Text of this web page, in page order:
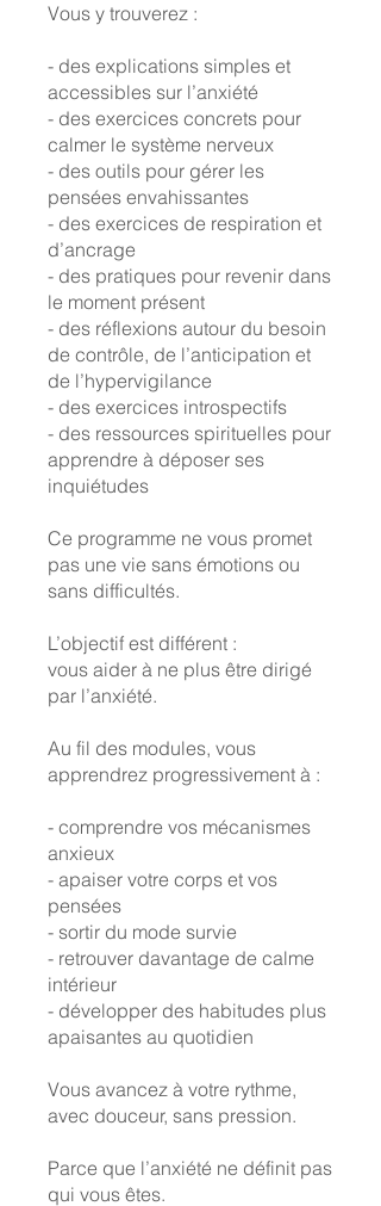
Vous y trouverez :
- des explications simples et
accessibles sur l’anxiété
- des exercices concrets pour
calmer le système nerveux
- des outils pour gérer les
pensées envahissantes
- des exercices de respiration et
d’ancrage
- des pratiques pour revenir dans
le moment présent
- des réflexions autour du besoin
de contrôle, de l’anticipation et
de l’hypervigilance
- des exercices introspectifs
- des ressources spirituelles pour
apprendre à déposer ses
inquiétudes
Ce programme ne vous promet
pas une vie sans émotions ou
sans difficultés.
L’objectif est différent :
vous aider à ne plus être dirigé
par l’anxiété.
Au fil des modules, vous
apprendrez progressivement à :
- comprendre vos mécanismes
anxieux
- apaiser votre corps et vos
pensées
- sortir du mode survie
- retrouver davantage de calme
intérieur
- développer des habitudes plus
apaisantes au quotidien
Vous avancez à votre rythme,
avec douceur, sans pression.
Parce que l’anxiété ne définit pas